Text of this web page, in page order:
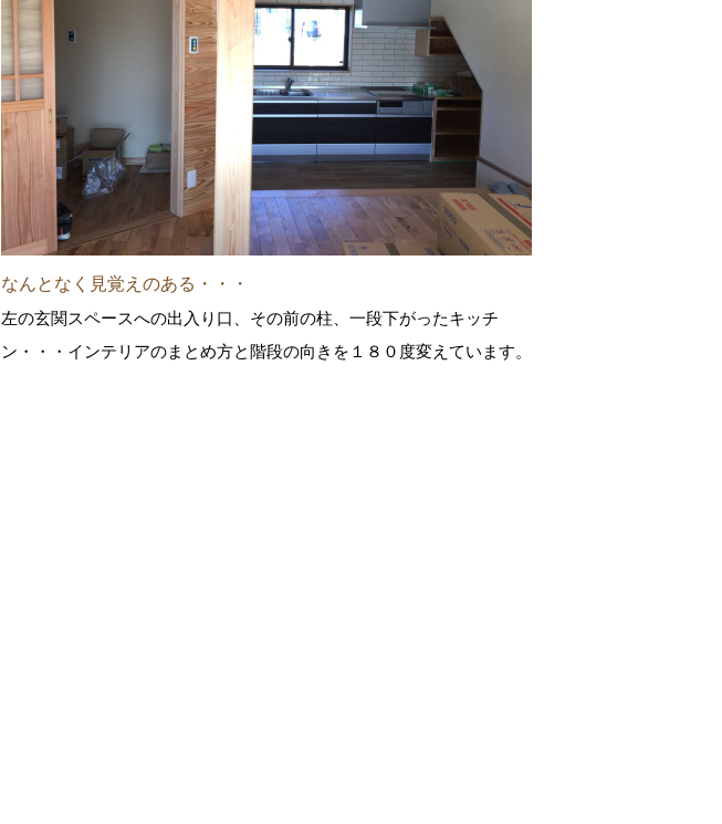
なんとなく見覚えのある・・・
左の玄関スペースへの出入り口、その前の柱、一段下がったキッチ
ン・・・インテリアのまとめ方と階段の向きを１８０度変えています。